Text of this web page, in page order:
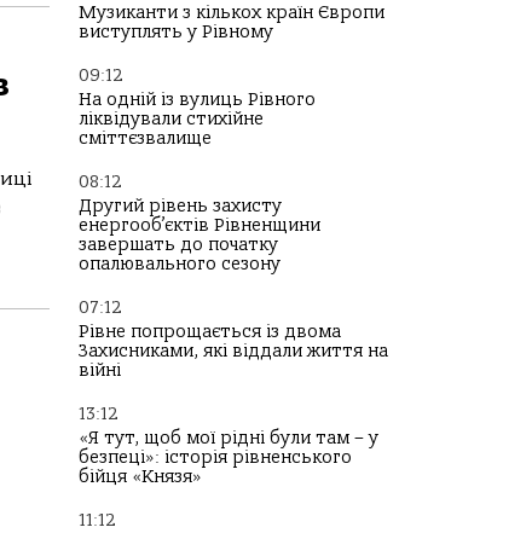
Музиканти з кількох країн Європи
виступлять у Рівному
09:12
На одній із вулиць Рівного
ліквідували стихійне
сміттєзвалище
08:12
Другий рівень захисту
енергооб’єктів Рівненщини
завершать до початку
опалювального сезону
07:12
Рівне попрощається із двома
Захисниками, які віддали життя на
війні
13:12
«Я тут, щоб мої рідні були там – у
безпеці»: історія рівненського
бійця «Князя»
11:12